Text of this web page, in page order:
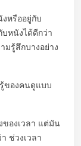
หรืออยู่กับ
บหนังได้ดีกว่า
มรู้สึกบางอย่าง
รู้ของคนดูแบบ
ของเวลา แต่มัน
ช่วงเวลา